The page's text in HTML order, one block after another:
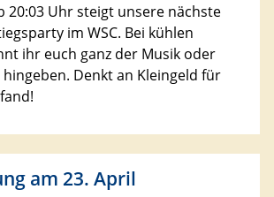
20:03 Uhr steigt unsere nächste
im WSC. Bei kühlen
ihr euch ganz der Musik oder
Denkt an Kleingeld für
am 23. April